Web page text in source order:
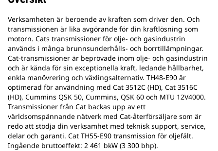
Verksamheten är beroende av kraften som driver den. Och
transmissionen är lika avgörande för din kraftlösning som
motorn. Cats transmissioner för olje- och gasindustrin
används i många brunnsunderhålls- och borrtillämpningar.
Cat-transmissioner är beprövade inom olje- och gasindustrin
och är kända för sin exceptionella kraft, ledande hållbarhet,
enkla manövrering och växlingsalternativ. TH48-E90 är
optimerad för användning med Cat 3512C (HD), Cat 3516C
(HD), Cummins QSK 50, Cummins, QSK 60 och MTU 12V4000.
Transmissioner från Cat backas upp av ett
världsomspännande nätverk med Cat-återförsäljare som är
redo att stödja din verksamhet med teknisk support, service,
delar och garanti. Cat TH55-E90 transmission för oljefält.
Ingående bruttoeffekt: 2 461 bkW (3 300 bhp).